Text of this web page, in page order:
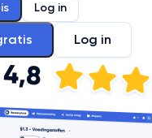
Log in
Log in